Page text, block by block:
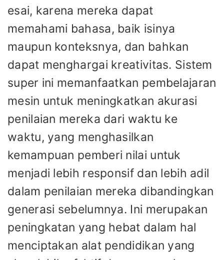
esai, karena mereka dapat
memahami bahasa, baik isinya
maupun konteksnya, dan bahkan
dapat menghargai kreativitas. Sistem
super ini memanfaatkan pembelajaran
mesin untuk meningkatkan akurasi
penilaian mereka dari waktu ke
waktu, yang menghasilkan
kemampuan pemberi nilai untuk
menjadi lebih responsif dan lebih adil
dalam penilaian mereka dibandingkan
generasi sebelumnya. Ini merupakan
peningkatan yang hebat dalam hal
menciptakan alat pendidikan yang